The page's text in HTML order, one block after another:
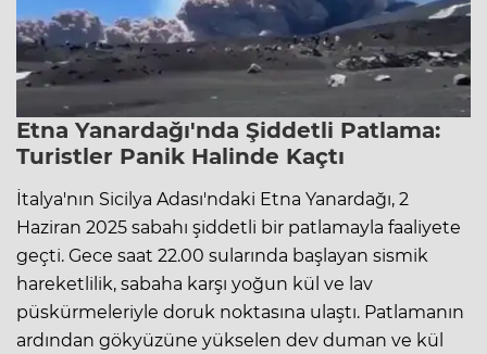
Etna Yanardağı'nda Şiddetli Patlama:
Turistler Panik Halinde Kaçtı
İtalya'nın Sicilya Adası'ndaki Etna Yanardağı, 2
Haziran 2025 sabahı şiddetli bir patlamayla faaliyete
geçti. Gece saat 22.00 sularında başlayan sismik
hareketlilik, sabaha karşı yoğun kül ve lav
püskürmeleriyle doruk noktasına ulaştı. Patlamanın
ardından gökyüzüne yükselen dev duman ve kül